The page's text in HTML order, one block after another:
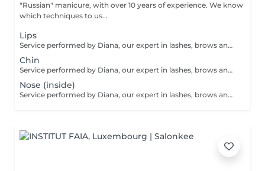
"Russian" manicure, with over 10 years of experience. We know
which techniques to us...
Lips
Service performed by Diana, our expert in lashes, brows and hair removal, with over 10 years of experience, ensuring precision and high-quality results.
Chin
Service performed by Diana, our expert in lashes, brows and hair removal, with over 10 years of experience, ensuring precision and high-quality results.
Nose (inside)
Service performed by Diana, our expert in lashes, brows and hair removal, with over 10 years of experience, ensuring precision and high-quality results.